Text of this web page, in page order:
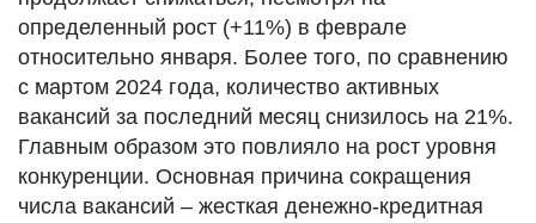
определенный рост (+11%) в феврале
относительно января. Более того, по сравнению
с мартом 2024 года, количество активных
вакансий за последний месяц снизилось на 21%.
Главным образом это повлияло на рост уровня
конкуренции. Основная причина сокращения
числа вакансий – жесткая денежно-кредитная